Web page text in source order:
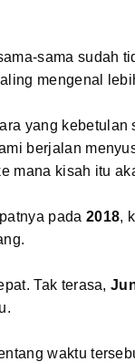
sama sudah
mengenal
yang
berjalan
mana kisah itu
pada 2018,
Tak terasa,
waktu